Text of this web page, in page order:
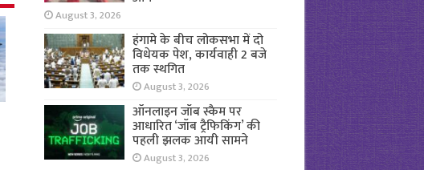
August 3, 2026
हंगामे के बीच लोकसभा में दो
विधेयक पेश, कार्यवाही 2 बजे
तक स्थगित
August 3, 2026
ऑनलाइन जॉब स्कैम पर
आधारित ‘जॉब ट्रैफिकिंग’ की
पहली झलक आयी सामने
August 3, 2026